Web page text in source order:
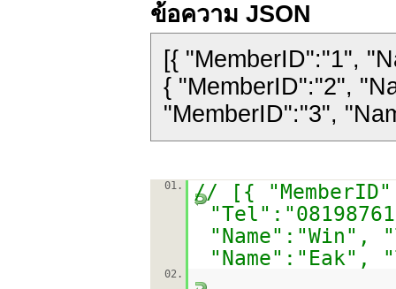
ข้อความ JSON
[{ "MemberID":"1",
{ "MemberID":"2",
"MemberID":"3",
01.
// [{
"Name":"Win",
"Name":"Eak",
02.